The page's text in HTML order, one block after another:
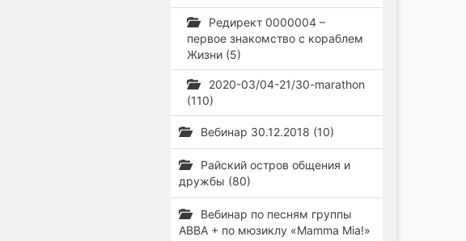
Редирект 0000004 –
первое знакомство с кораблем
Жизни (5)
2020-03/04-21/30-marathon
(110)
Вебинар 30.12.2018 (10)
Райский остров общения и
дружбы (80)
Вебинар по песням группы
ABBA + по мюзиклу «Mamma Mia!»